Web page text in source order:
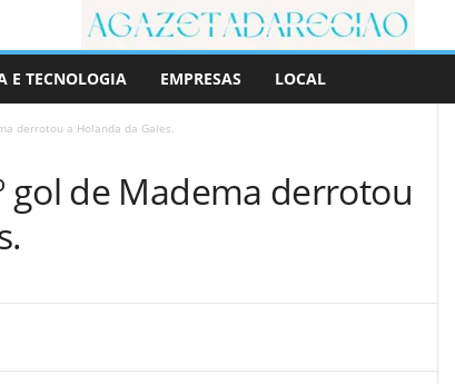
E TECNOLOGIA EMPRESAS LOCAL
derrotou a Holanda da Gales.
gol de Madema derrotou